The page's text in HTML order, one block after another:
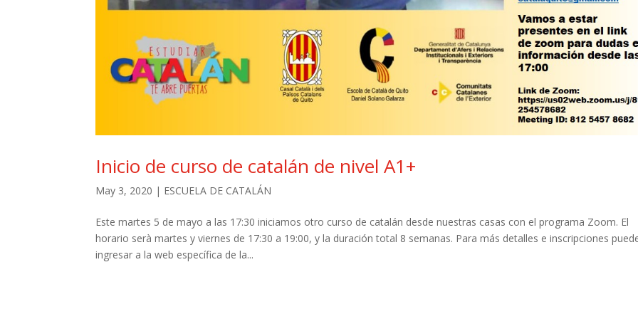
Inicio de curso de catalán de nivel A1+
May 3, 2020 | ESCUELA DE CATALÁN
Este martes 5 de mayo a las 17:30 iniciamos otro curso de catalán desde nuestras casas con el programa Zoom. El
horario serà martes y viernes de 17:30 a 19:00, y la duración total 8 semanas. Para más detalles e inscripciones
ingresar a la web específica de la...